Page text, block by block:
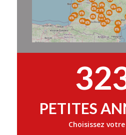
PETITES
Choisissez